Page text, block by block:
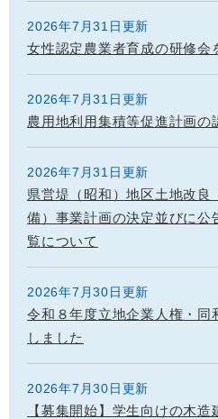
2026年7月31日更新
女性認定農業者育成の研修会
2026年7月31日更新
農用地利用集積等促進計画の
2026年7月31日更新
県営堤（昭和）地区土地改良
備）事業計画の決定並びに公
覧について
2026年7月30日更新
令和８年度立地企業人権・同
しました
2026年7月30日更新
【募集開始】学生向けの木